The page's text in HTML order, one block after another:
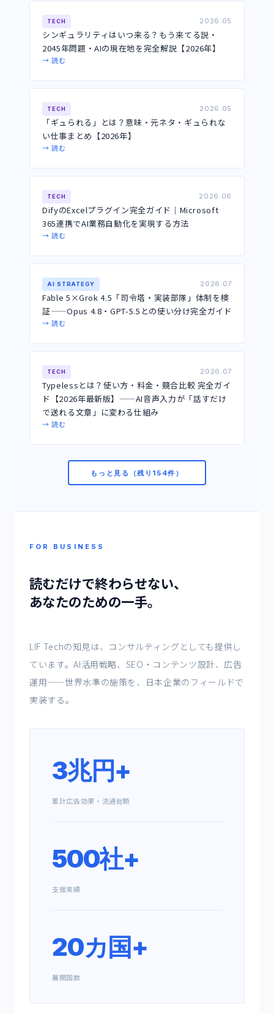
TECH 2026.05
シンギュラリティはいつ来る？もう来てる説・
2045年問題・AIの現在地を完全解説【2026年】
→ 読む
TECH 2026.05
「ギュられる」とは？意味・元ネタ・ギュられな
い仕事まとめ【2026年】
→ 読む
TECH 2026.06
DifyのExcelプラグイン完全ガイド｜Microsoft
365連携でAI業務自動化を実現する方法
→ 読む
AI STRATEGY 2026.07
Fable 5×Grok 4.5「司令塔・実装部隊」体制を検
証——Opus 4.8・GPT-5.5との使い分け完全ガイド
→ 読む
TECH 2026.07
Typelessとは？使い方・料金・競合比較 完全ガイ
ド【2026年最新版】——AI音声入力が「話すだけ
で送れる文章」に変わる仕組み
→ 読む
もっと見る（残り154件）
FOR BUSINESS
読むだけで終わらせない、
あなたのための一手。
LIF Techの知見は、コンサルティングとしても提供し
ています。AI活用戦略、SEO・コンテンツ設計、広告
運用——世界水準の施策を、日本企業のフィールドで
実装する。
3兆円+
累計広告効果・流通総額
500社+
支援実績
20カ国+
展開国数